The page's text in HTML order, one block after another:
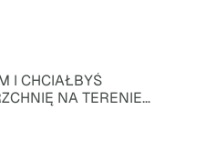
I CHCIAŁBYŚ
NA TERENIE